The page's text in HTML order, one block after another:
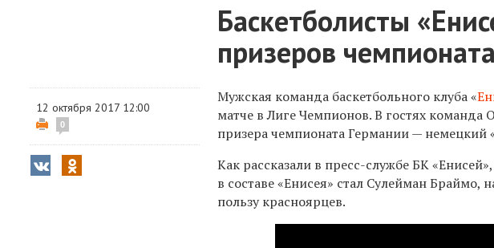
Баскетболисты
призеров
12 октября 2017 12:00
0
Мужская команда баскетбольного клуба «
матче в Лиге Чемпионов.В гостях команда
призера чемпионата Германии — немецкий
Как рассказали в пресс-службе БК «Енисей»,
в составе «Енисея» стал Сулейман Браймо,
пользу красноярцев.